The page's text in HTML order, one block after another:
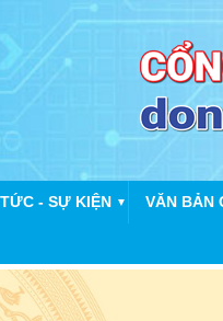
- SỰ KIỆN ▼ VĂN BẢN